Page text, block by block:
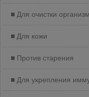
Для очистки
Для кoжи
Против старения
Для укрепления